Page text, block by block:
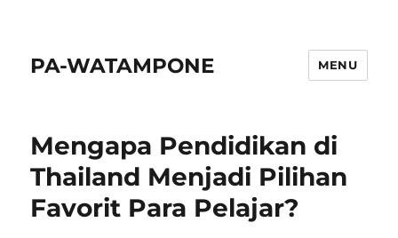
PA-WATAMPONE MENU
Mengapa Pendidikan di
Thailand Menjadi Pilihan
Favorit Para Pelajar?